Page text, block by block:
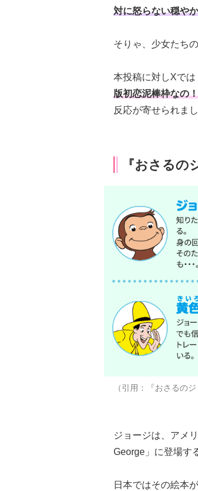
対に怒らない穏や
そりゃ、少女たち
本投稿に対しXでは
版初恋泥棒枠なの
反応が寄せられまし
『おさるの
（引用：『おさるのジ
ジョージは、アメ
George」に登場す
日本ではその絵本